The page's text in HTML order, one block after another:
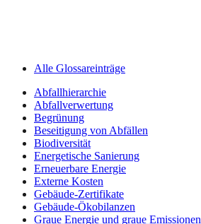
Alle Glossareinträge
Abfallhierarchie
Abfallverwertung
Begrünung
Beseitigung von Abfällen
Biodiversität
Energetische Sanierung
Erneuerbare Energie
Externe Kosten
Gebäude-Zertifikate
Gebäude-Ökobilanzen
Graue Energie und graue Emissionen